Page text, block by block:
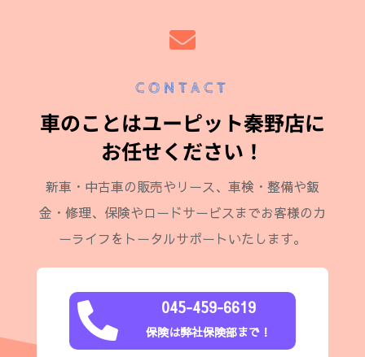

CONTACT
車のことはユーピット秦野店に
お任せください！
新車・中古車の販売やリース、車検・整備や鈑
金・修理、保険やロードサービスまでお客様のカ
ーライフをトータルサポートいたします。
 045-459-6619
保険は弊社保険部まで！